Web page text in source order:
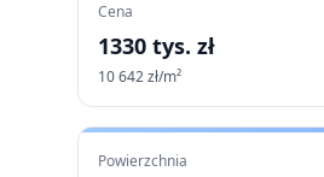
Cena
1330 tys. zł
10 642zł/m²
Powierzchnia